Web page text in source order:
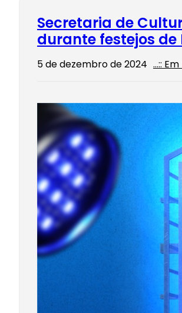
Secretaria de
durante festejos de
5 de dezembro de 2024 …::